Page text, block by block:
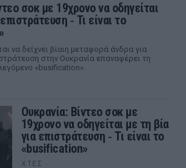
σοκ με 19χρονο να οδηγείται
‑ Τι είναι το
να δείχνει βίαιη μεταφορά άνδρα για
στην Ουκρανία επαναφέρει τη
«busification».
Ουκρανία: Βίντεο σοκ με
19χρονο να οδηγείται με τη βία
για επιστράτευση ‑ Τι είναι το
«busification»
ΧΤΕΣ